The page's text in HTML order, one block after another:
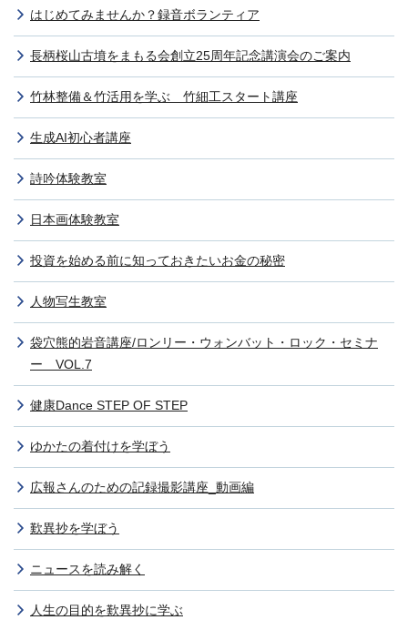
はじめてみませんか？録音ボランティア
長柄桜山古墳をまもる会創立25周年記念講演会のご案内
竹林整備＆竹活用を学ぶ 竹細工スタート講座
生成AI初心者講座
詩吟体験教室
日本画体験教室
投資を始める前に知っておきたいお金の秘密
人物写生教室
袋穴熊的岩音講座/ロンリー・ウォンバット・ロック・セミナ
ー VOL.7
健康Dance STEP OF STEP
ゆかたの着付けを学ぼう
広報さんのための記録撮影講座_動画編
歎異抄を学ぼう
ニュースを読み解く
人生の目的を歎異抄に学ぶ